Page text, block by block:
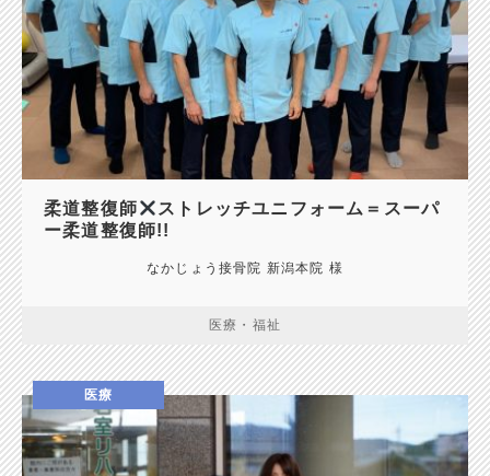
柔道整復師
ストレッチユニフォーム＝スーパ
ー柔道整復師!!
なかじょう接骨院 新潟本院 様
医療・福祉
医療